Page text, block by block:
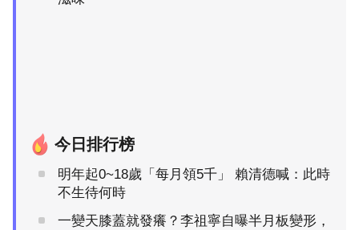
今日排行榜
明年起0~18歲「每月領5千」 賴清德喊：此時
不生待何時
一變天膝蓋就發癢？李祖寧自曝半月板變形，